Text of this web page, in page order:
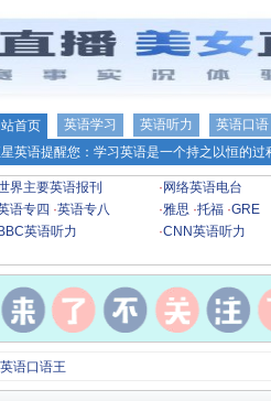
站首页 英语学习 英语听力
英语口语
英语提醒您：学习英语是一个持之以恒的
界主要英语报刊 · 网络英语电台
语专四 ·英语专八 ·雅思 ·托福 ·GRE
BBC英语听力 ·CNN英语听力
语口语王